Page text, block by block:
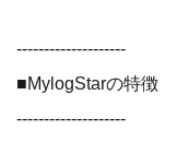
--------------------
■MylogStarの特徴
--------------------